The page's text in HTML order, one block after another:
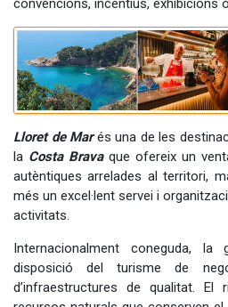
convencions, incentius, exhibicions
Lloret de Marés una de les
la Costa Bravaque ofereix un
autèntiques arrelades al territori,
més un excel·lent servei i
activitats.
Internacionalment coneguda, la
disposició del turisme de
d’infraestructures de qualitat. El